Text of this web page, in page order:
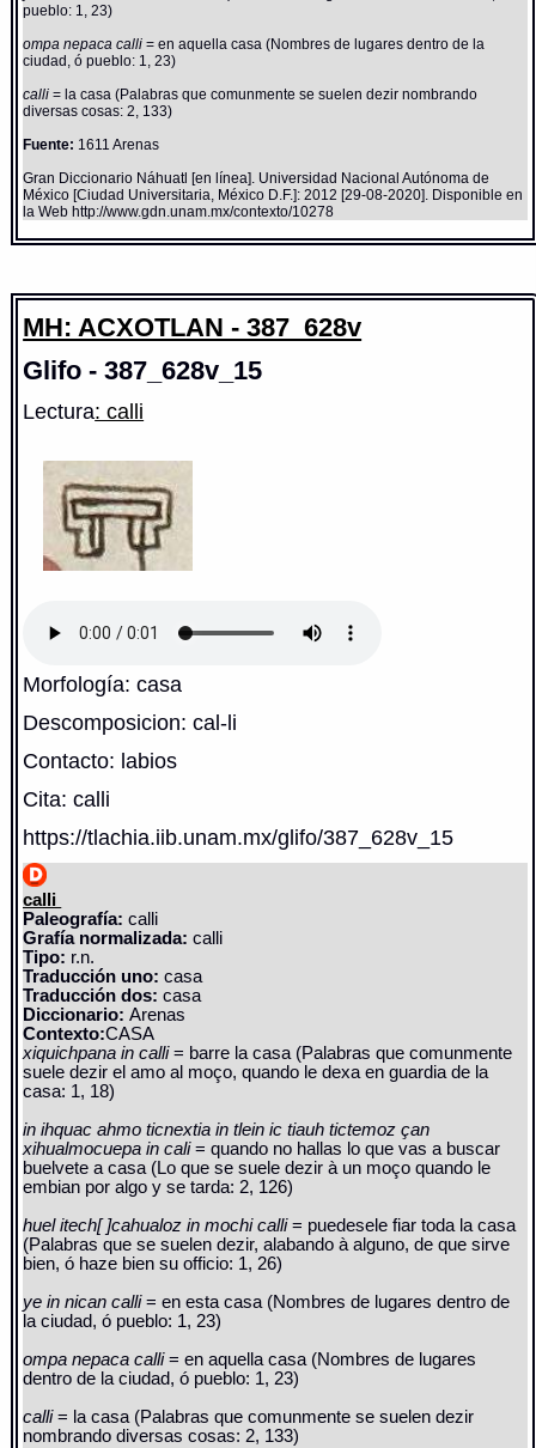
pueblo: 1, 23)
ompa nepaca calli= en aquella casa (Nombres de lugares dentro de la
ciudad, ó pueblo: 1, 23)
calli= la casa (Palabras que comunmente se suelen dezir nombrando
diversas cosas: 2, 133)
Fuente: 1611 Arenas
Gran Diccionario Náhuatl [en línea]. Universidad Nacional Autónoma de
México [Ciudad Universitaria, México D.F.]: 2012 [29-08-2020]. Disponible en
la Web http://www.gdn.unam.mx/contexto/10278
MH: ACXOTLAN - 387_628v
Glifo - 387_628v_15
Lectura: calli
Morfología: casa
Descomposicion: cal-li
Contacto: labios
Cita: calli
https://tlachia.iib.unam.mx/glifo/387_628v_15
calli
Paleografía: calli
Grafía normalizada: calli
Tipo: r.n.
Traducción uno: casa
Traducción dos: casa
Diccionario:Arenas
Contexto:CASA
xiquichpana in calli= barre la casa (Palabras que comunmente
suele dezir el amo al moço, quando le dexa en guardia de la
casa: 1, 18)
in ihquac ahmo ticnextia in tlein ic tiauh tictemoz çan
xihualmocuepa in cali= quando no hallas lo que vas a buscar
buelvete a casa (Lo que se suele dezir à un moço quando le
embian por algo y se tarda: 2, 126)
huel itech[ ]cahualoz in mochi calli= puedesele fiar toda la casa
(Palabras que se suelen dezir, alabando à alguno, de que sirve
bien, ó haze bien su officio: 1, 26)
ye in nican calli= en esta casa (Nombres de lugares dentro de
la ciudad, ó pueblo: 1, 23)
ompa nepaca calli= en aquella casa (Nombres de lugares
dentro de la ciudad, ó pueblo: 1, 23)
calli= la casa (Palabras que comunmente se suelen dezir
nombrando diversas cosas: 2, 133)